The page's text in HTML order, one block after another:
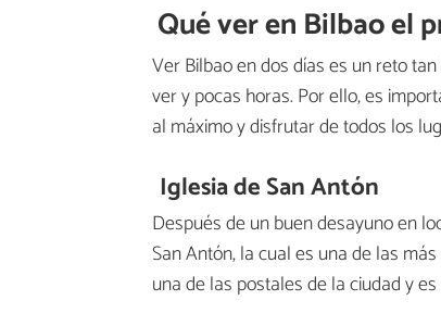
Qué ver en Bilbao el
Ver Bilbao en dos días es un reto
ver y pocas horas. Por ello, es
al máximo y disfrutar de todos los
Iglesia de San Antón
Después de un buen desayuno en
San Antón, la cual es una de las
una de las postales de la ciudad y